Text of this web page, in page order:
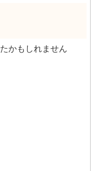
かもしれません